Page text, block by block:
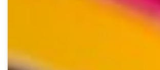
BROKERI
Sustainability